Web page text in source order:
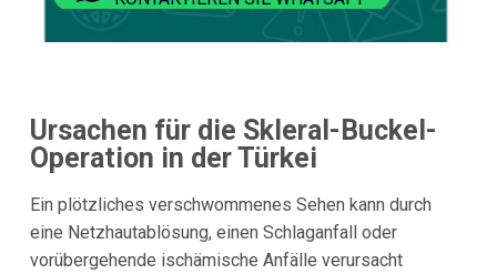
Ursachen für die Skleral-Buckel-
Operation in der Türkei
Ein plötzliches verschwommenes Sehen kann durch
eine Netzhautablösung, einen Schlaganfall oder
vorübergehende ischämische Anfälle verursacht